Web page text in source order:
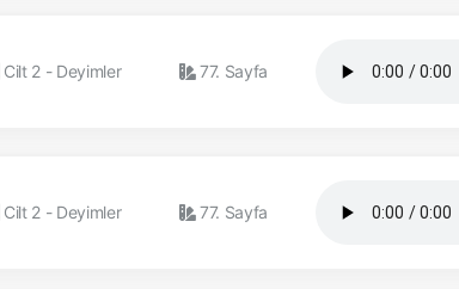
Cilt 2 - Deyimler 77. Sayfa
Cilt 2 - Deyimler 77. Sayfa